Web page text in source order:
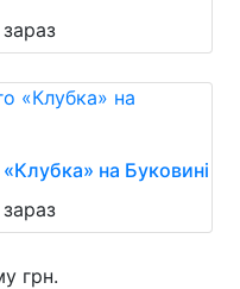
на Буковині
грн.